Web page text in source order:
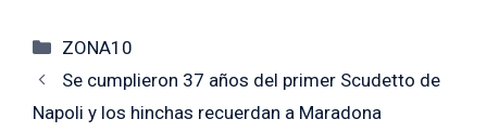
Categorías
ZONA10
Se cumplieron 37 años del primer Scudetto de
Napoli y los hinchas recuerdan a Maradona